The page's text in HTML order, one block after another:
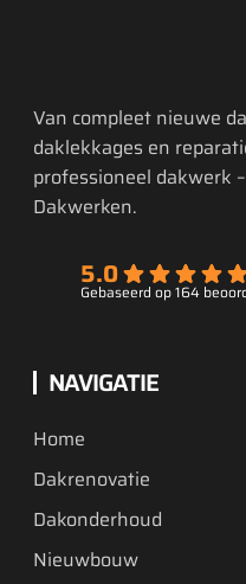
Van compleet nieuwe
daklekkages en
professioneel dakwerk
Dakwerken.
5.0
Gebaseerd op 164
NAVIGATIE
Home
Dakrenovatie
Dakonderhoud
Nieuwbouw